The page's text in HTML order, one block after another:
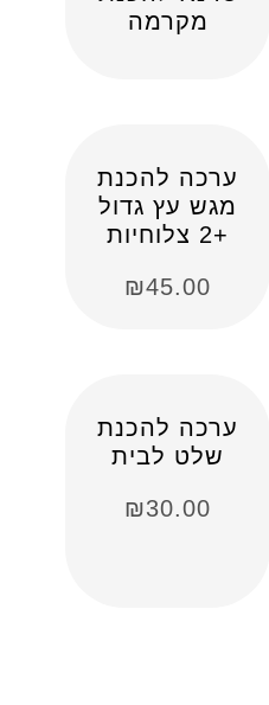
מקרמה
ערכה להכנת
מגש עץ גדול
+2 צלוחיות
₪45.00
ערכה להכנת
שלט לבית
₪30.00